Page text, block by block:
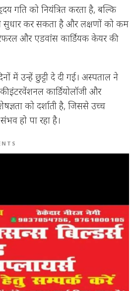
गति को नियंत्रित करता है, बल्कि
सुधार कर सकता है और लक्षणों को कम
और एडवांस कार्डियक केयर की
में उन्हें छुट्टी दे दी गई। अस्पताल ने
कार्डियोलॉजी और
को दर्शाती है, जिससे उच्च
हो पा रहा है।